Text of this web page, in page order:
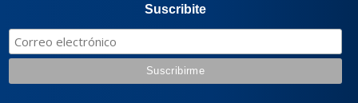
Suscribite